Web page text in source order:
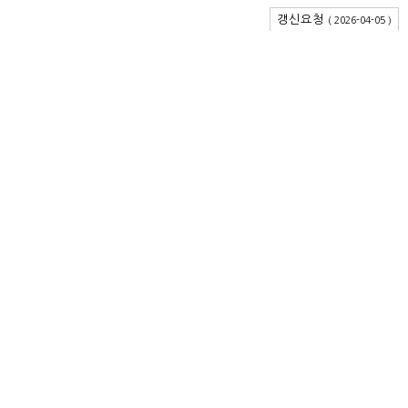
갱신요청 ( 2026-04-05 )